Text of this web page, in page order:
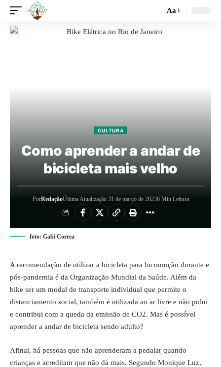
Aa
CULTURA
Como aprender a andar de
bicicleta mais velho
PorRedaçãoÚltima Atualização 31 de março de 20236 Min Leitura
foto: Gabi Correa
A recomendação de utilizar a bicicleta para locomoção durante e
pós-pandemia é da Organização Mundial da Saúde. Além da
bike ser um modal de transporte individual que permite o
distanciamento social, também é utilizada ao ar livre e não polui
e contribui com a queda da emissão de CO2. Mas é possível
aprender a andar de bicicleta sendo adulto?
Afinal, há pessoas que não aprenderam a pedalar quando
crianças e acreditam que não dá mais. Segundo Monique Luz,